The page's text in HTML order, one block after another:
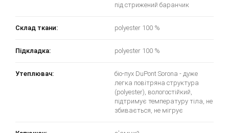
під стрижений баранчик
Склад ткани: polyester 100 %
Підкладка: polyester 100 %
Утеплювач:
біо-пух DuPont Sorona - дуже
легка повітряна структура
(polyester), вологостійкий,
підтримує температуру тіла, не
збивається, не мігрує